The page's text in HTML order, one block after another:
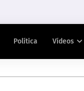
Política Vídeos